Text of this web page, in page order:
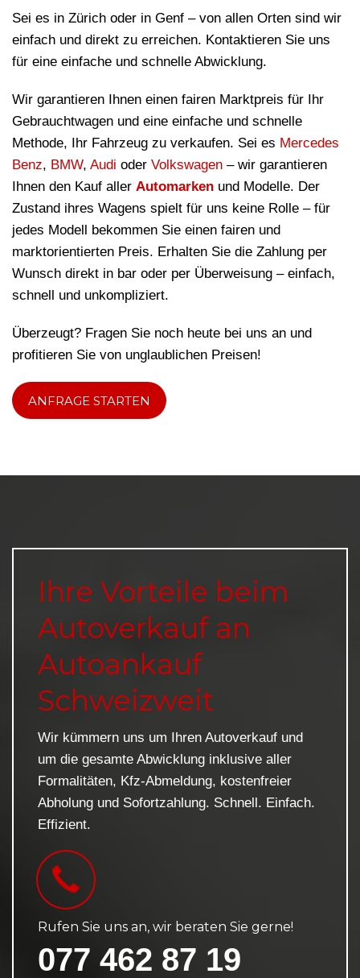
Sei es in Zürich oder in Genf – von allen Orten sind wir
einfach und direkt zu erreichen. Kontaktieren Sie uns
für eine einfache und schnelle Abwicklung.
Wir garantieren Ihnen einen fairen Marktpreis für Ihr
Gebrauchtwagen und eine einfache und schnelle
Methode, Ihr Fahrzeug zu verkaufen. Sei es Mercedes
Benz, BMW, Audi oder Volkswagen – wir garantieren
Ihnen den Kauf aller Automarken und Modelle. Der
Zustand ihres Wagens spielt für uns keine Rolle – für
jedes Modell bekommen Sie einen fairen und
marktorientierten Preis. Erhalten Sie die Zahlung per
Wunsch direkt in bar oder per Überweisung – einfach,
schnell und unkompliziert.
Überzeugt? Fragen Sie noch heute bei uns an und
profitieren Sie von unglaublichen Preisen!
ANFRAGE STARTEN
Ihre Vorteile beim
Autoverkauf an
Autoankauf
Schweizweit
Wir kümmern uns um Ihren Autoverkauf und
um die gesamte Abwicklung inklusive aller
Formalitäten, Kfz-Abmeldung, kostenfreier
Abholung und Sofortzahlung. Schnell. Einfach.
Effizient.
Rufen Sie uns an, wir beraten Sie gerne!
077 462 87 19